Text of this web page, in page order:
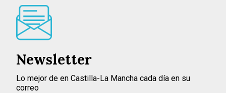
Newsletter
Lo mejor de en Castilla-La Mancha cada día en su
correo